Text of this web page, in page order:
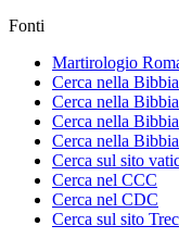
Fonti
Martirologio
Cerca nella
Cerca nella
Cerca nella
Cerca nella
Cerca sul sito
Cerca nel CCC
Cerca nel CDC
Cerca sul sito